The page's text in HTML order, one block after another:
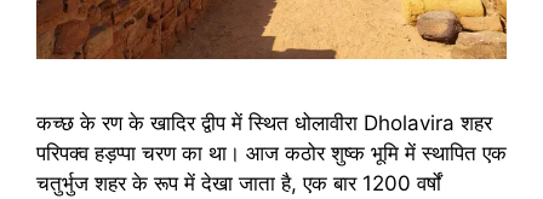
कच्छ के रण के खादिर द्वीप में स्थित धोलावीरा Dholavira शहर
परिपक्व हड़प्पा चरण का था। आज कठोर शुष्क भूमि में स्थापित एक
चतुर्भुज शहर के रूप में देखा जाता है, एक बार 1200 वर्षों